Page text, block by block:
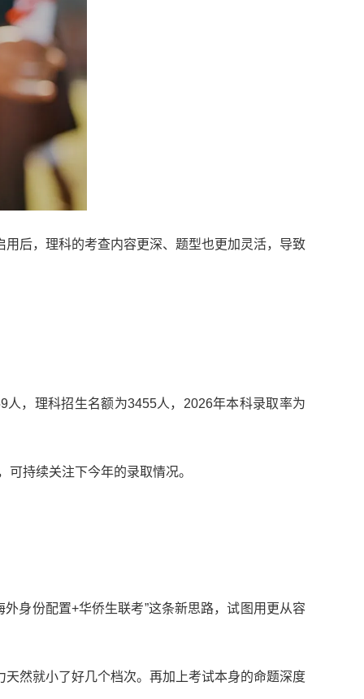
后，理科的考查内容更深、题型也更加灵活，导致
，理科招生名额为3455人，2026年本科录取率为
持续关注下今年的录取情况。
身份配置+华侨生联考”这条新思路，试图用更从容
然就小了好几个档次。再加上考试本身的命题深度